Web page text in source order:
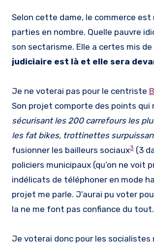
Selon cette dame, le commerce
parties en nombre. Quelle pauvre
son sectarisme. Elle a certes mis
judiciaire est là et elle sera
Je ne voterai pas pour le centriste
Son projet comporte des points qui
sécurisant les 200 carrefours les
les fat bikes, trottinettes
fusionner les bailleurs sociaux3 (3
policiers municipaux (qu’on ne voit
indélicats de téléphoner en mode
projet me parle. J’aurai pu voter
la ne me font pas confiance du tout.
Je voterai donc pour les socialistes